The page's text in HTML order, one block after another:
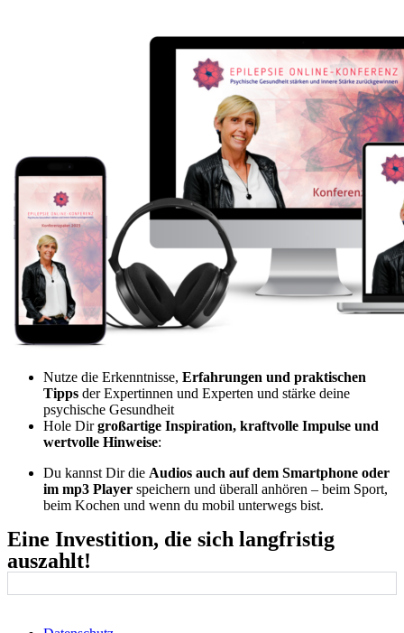
Nutze die Erkenntnisse, Erfahrungen und praktischen
Tipps der Expertinnen und Experten und stärke deine
psychische Gesundheit
Hole Dirgroßartige Inspiration, kraftvolle Impulse und
wertvolle Hinweise:
Du kannst Dir die Audios auch auf dem Smartphone oder
im mp3 Player speichern und überall anhören – beim Sport,
beim Kochen und wenn du mobil unterwegs bist.
Eine Investition, die sich langfristig
auszahlt!